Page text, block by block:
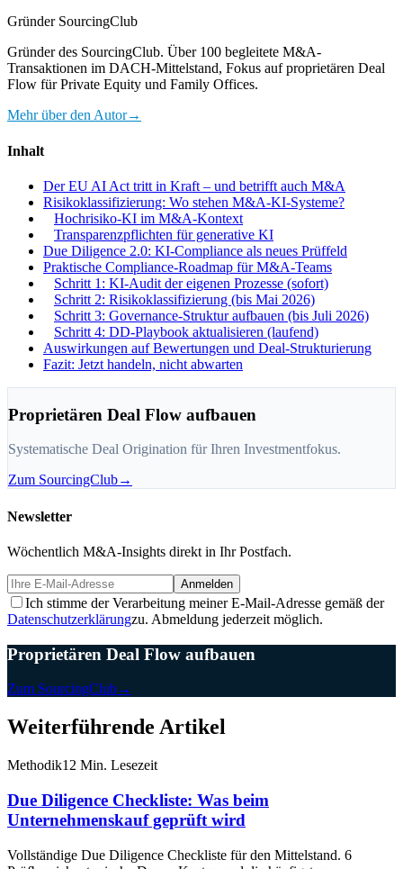
Gründer SourcingClub
Gründer des SourcingClub. Über 100 begleitete M&A-
Transaktionen im DACH-Mittelstand, Fokus auf proprietären Deal
Flow für Private Equity und Family Offices.
Mehr über den Autor→
Inhalt
Der EU AI Act tritt in Kraft – und betrifft auch M&A
Risikoklassifizierung: Wo stehen M&A-KI-Systeme?
Hochrisiko-KI im M&A-Kontext
Transparenzpflichten für generative KI
Due Diligence 2.0: KI-Compliance als neues Prüffeld
Praktische Compliance-Roadmap für M&A-Teams
Schritt 1: KI-Audit der eigenen Prozesse (sofort)
Schritt 2: Risikoklassifizierung (bis Mai 2026)
Schritt 3: Governance-Struktur aufbauen (bis Juli 2026)
Schritt 4: DD-Playbook aktualisieren (laufend)
Auswirkungen auf Bewertungen und Deal-Strukturierung
Fazit: Jetzt handeln, nicht abwarten
Proprietären Deal Flow aufbauen
Systematische Deal Origination für Ihren Investmentfokus.
Zum SourcingClub→
Newsletter
Wöchentlich M&A-Insights direkt in Ihr Postfach.
Anmelden
Ich stimme der Verarbeitung meiner E-Mail-Adresse gemäß der
Datenschutzerklärungzu. Abmeldung jederzeit möglich.
Proprietären Deal Flow aufbauen
Zum SourcingClub→
Weiterführende Artikel
Methodik12 Min. Lesezeit
Due Diligence Checkliste: Was beim
Unternehmenskauf geprüft wird
Vollständige Due Diligence Checkliste für den Mittelstand. 6